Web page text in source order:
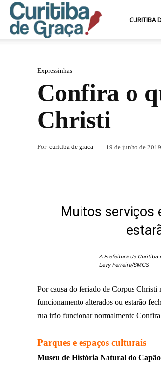
Curitiba
Graça
CURITIBA
Expressinhas
Confira o
Christi
Por curitiba de graca 19 de junho de 2019
Muitos serviços
A Prefeitura de
Levy Ferreira/SMCS
Por causa do feriado de Corpus Christi
funcionamento alterados ou estarão
rua irão funcionar normalmente Confira
Parques e espaços culturais
Museu de História Natural do